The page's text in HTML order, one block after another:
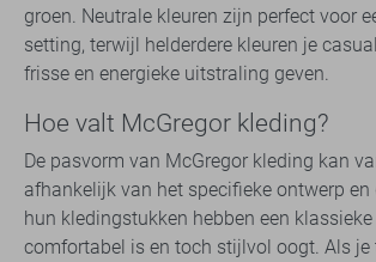
groen. Neutrale kleuren zijn perfect voor
setting, terwijl helderdere kleuren je
frisse en energieke uitstraling geven.
Hoe valt McGregor kleding?
De pasvorm van McGregor kleding kan
afhankelijk van het specifieke ontwerp en
hun kledingstukken hebben een
comfortabel is en toch stijlvol oogt. Als